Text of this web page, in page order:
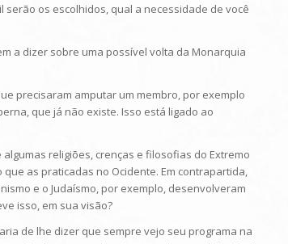
serão os escolhidos, qual a necessidade de você
a dizer sobre uma possível volta da Monarquia
precisaram amputar um membro, por exemplo
que já não existe. Isso está ligado ao
algumas religiões, crenças e filosofias do Extremo
as praticadas no Ocidente. Em contrapartida,
e o Judaísmo, por exemplo, desenvolveram
isso, em sua visão?
de lhe dizer que sempre vejo seu programa na